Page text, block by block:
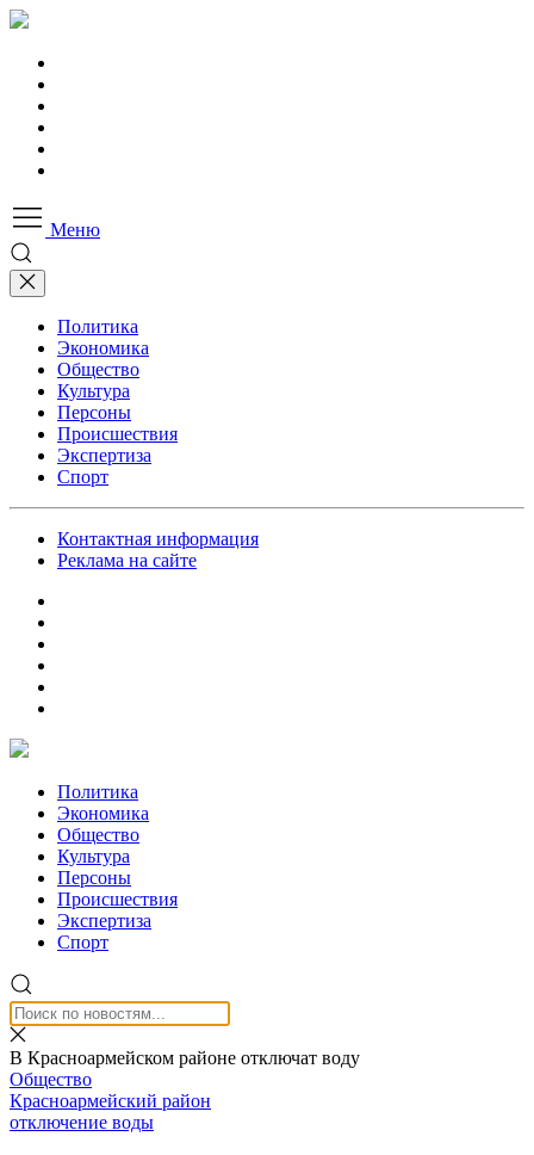
Меню
Политика
Экономика
Общество
Культура
Персоны
Происшествия
Экспертиза
Спорт
Контактная информация
Реклама на сайте
Политика
Экономика
Общество
Культура
Персоны
Происшествия
Экспертиза
Спорт
В Красноармейском районе отключат воду
Общество
Красноармейский район
отключение воды